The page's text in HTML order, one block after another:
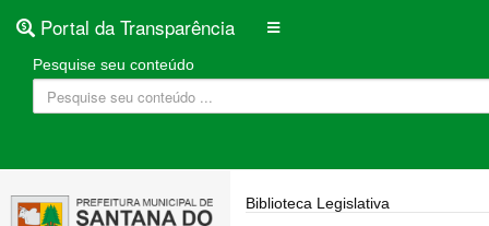
Portal da Transparência
Pesquise seu conteúdo
Biblioteca Legislativa